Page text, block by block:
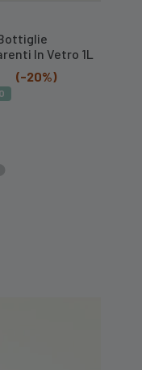
In Vetro 1L
prezzo
attuale
(-20%)